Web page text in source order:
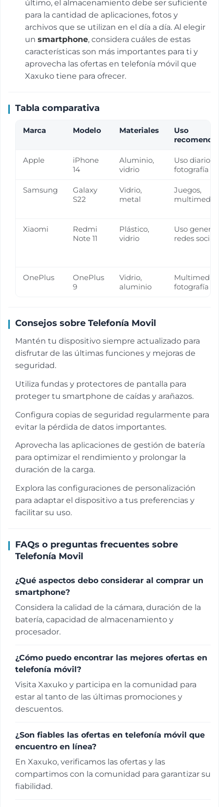
último, el almacenamiento debe ser suficiente
para la cantidad de aplicaciones, fotos y
archivos que se utilizan en el día a día. Al elegir
un smartphone, considera cuáles de estas
características son más importantes para ti y
aprovecha las ofertas en telefonía móvil que
Xaxuko tiene para ofrecer.
Tabla comparativa
Marca Modelo Materiales
Uso
Apple
iPhone
14
Aluminio,
vidrio
Uso diario,
fotografía
Samsung
Galaxy
S22
Vidrio,
metal
Juegos,
multimedia
Xiaomi
Redmi
Note 11
Plástico,
vidrio
Uso general,
redes
OnePlus
OnePlus
9
Vidrio,
aluminio
Multimedia,
fotografía
Consejos sobre Telefonía Movil
Mantén tu dispositivo siempre actualizado para
disfrutar de las últimas funciones y mejoras de
seguridad.
Utiliza fundas y protectores de pantalla para
proteger tu smartphone de caídas y arañazos.
Configura copias de seguridad regularmente para
evitar la pérdida de datos importantes.
Aprovecha las aplicaciones de gestión de batería
para optimizar el rendimiento y prolongar la
duración de la carga.
Explora las configuraciones de personalización
para adaptar el dispositivo a tus preferencias y
facilitar su uso.
FAQs o preguntas frecuentes sobre
Telefonía Movil
¿Qué aspectos debo considerar al comprar un
smartphone?
Considera la calidad de la cámara, duración de la
batería, capacidad de almacenamiento y
procesador.
¿Cómo puedo encontrar las mejores ofertas en
telefonía móvil?
Visita Xaxuko y participa en la comunidad para
estar al tanto de las últimas promociones y
descuentos.
¿Son fiables las ofertas en telefonía móvil que
encuentro en línea?
En Xaxuko, verificamos las ofertas y las
compartimos con la comunidad para garantizar su
fiabilidad.